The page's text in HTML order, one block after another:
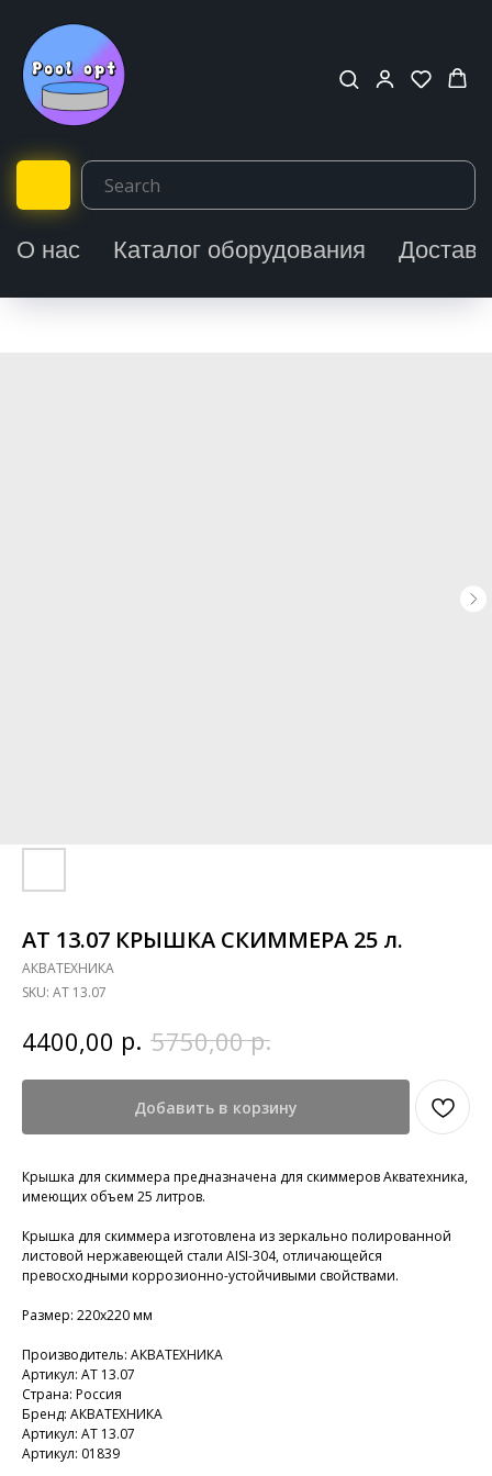
О нас Каталог оборудования
АТ 13.07 КРЫШКА СКИММЕРА 25 л.
АКВАТЕХНИКА
SKU: АТ 13.07
4400,00 р. 5750,00 р.
Добавить в корзину
Крышка для скиммера предназначена для скиммеров Акватехника,
имеющих объем 25 литров.
Крышка для скиммера изготовлена из зеркально полированной
листовой нержавеющей стали AISI-304, отличающейся
превосходными коррозионно-устойчивыми свойствами.
Размер: 220х220 мм
Производитель: АКВАТЕХНИКА
Артикул: АТ 13.07
Страна: Россия
Бренд: АКВАТЕХНИКА
Артикул: АТ 13.07
Артикул: 01839